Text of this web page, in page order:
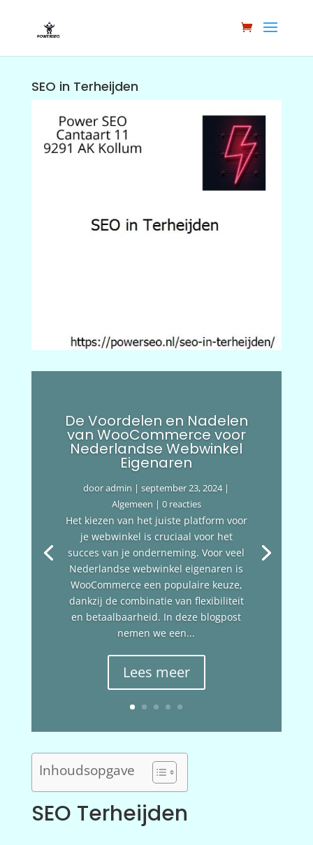
SEO in Terheijden
De Voordelen en Nadelen
van WooCommerce voor
Nederlandse Webwinkel
Eigenaren
dooradmin |september 23, 2024|
Algemeen | 0 reacties
Het kiezen van het juiste platform voor
je webwinkel is cruciaal voor het
succes van je onderneming. Voor veel
Nederlandse webwinkel eigenaren is
WooCommerce een populaire keuze,
dankzij de combinatie van flexibiliteit
en betaalbaarheid. In deze blogpost
nemen we een...
Lees meer
Inhoudsopgave
SEO Terheijden